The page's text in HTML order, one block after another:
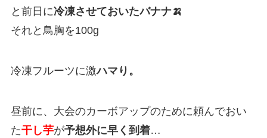
と前日に冷凍させておいたバナナ🍌
それと鳥胸を100g
冷凍フルーツに激ハマり。
昼前に、大会のカーボアップのために頼んでおい
た干し芋が予想外に早く到着…